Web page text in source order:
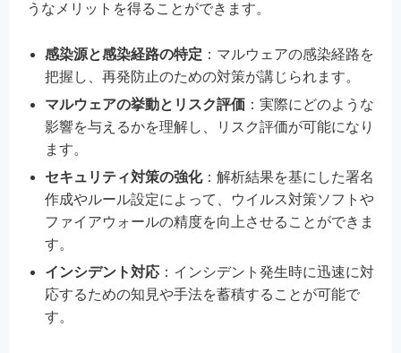
うなメリットを得ることができます。
感染源と感染経路の特定 ：マルウェアの感染経路を
把握し、再発防止のための対策が講じられます。
マルウェアの挙動とリスク評価 ：実際にどのような
影響を与えるかを理解し、リスク評価が可能になり
ます。
セキュリティ対策の強化：解析結果を基にした署名
作成やルール設定によって、ウイルス対策ソフトや
ファイアウォールの精度を向上させることができま
す。
インシデント対応 ：インシデント発生時に迅速に対
応するための知見や手法を蓄積することが可能で
す。